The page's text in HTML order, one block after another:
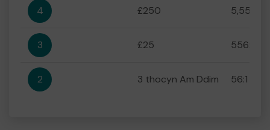
4 £250 5,556:1
3 £25 556:1
2 3 thocyn Am Ddim 56:1